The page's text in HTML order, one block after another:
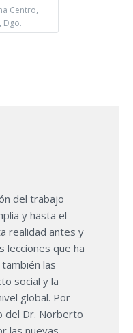
Centro,
Dgo.
del trabajo
y hasta el
realidad antes y
lecciones que ha
las
social y la
global. Por
del Dr. Norberto